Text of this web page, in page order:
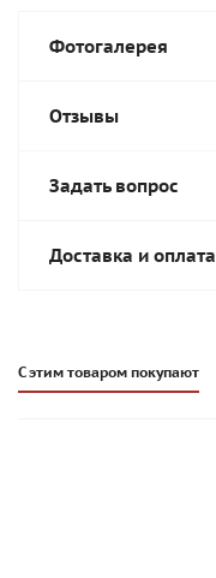
Фотогалерея
Отзывы
Задать вопрос
Доставка и оплата
С этим товаром покупают